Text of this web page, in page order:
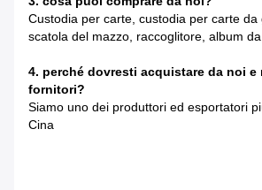
Custodia per carte, custodia per carte da
scatola del mazzo, raccoglitore, album
4. perché dovresti acquistare da noi e
fornitori?
Siamo uno dei produttori ed esportatori
Cina